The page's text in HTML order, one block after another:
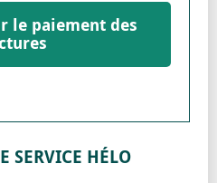
le paiement des
SERVICE HÉLO